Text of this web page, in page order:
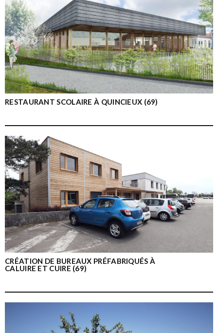
RESTAURANT SCOLAIRE À QUINCIEUX (69)
CRÉATION DE BUREAUX PRÉFABRIQUÉS À
CALUIRE ET CUIRE (69)